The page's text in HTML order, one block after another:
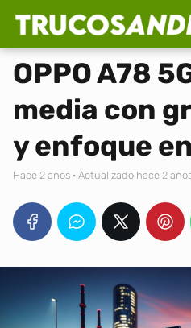
OPPO A78
media con
y enfoque
hace 2 años · Actualizado hace 2